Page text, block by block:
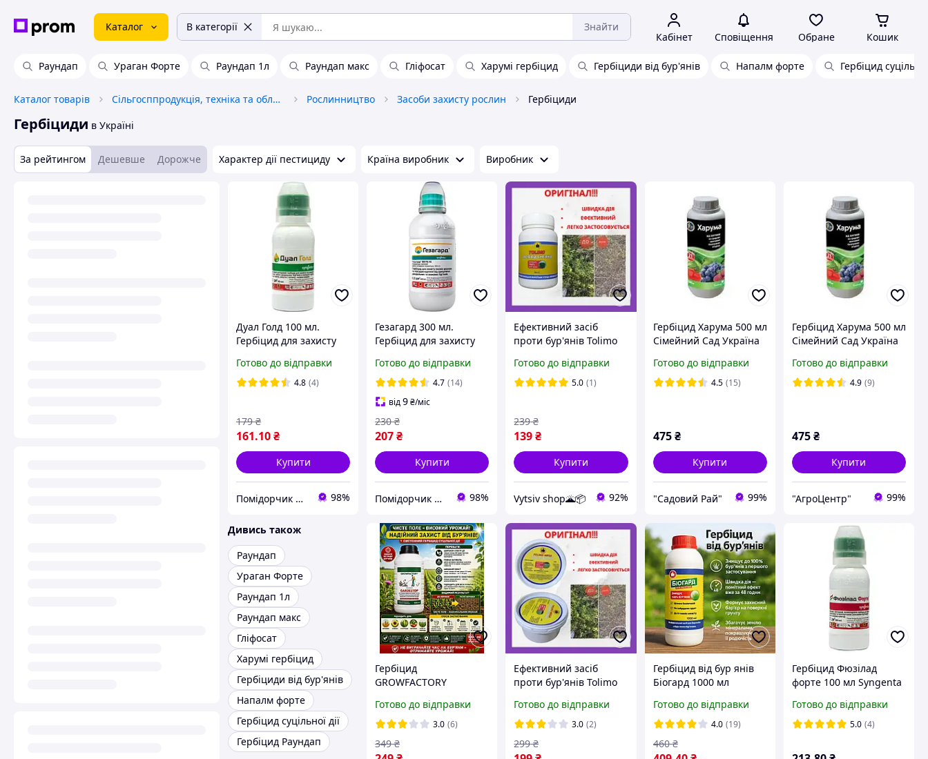
Каталог В категорії Знайти
Кабінет Сповіщення Обране Кошик
Раундап Ураган Форте Раундап 1л Раундап макс Гліфосат Харумі гербіцид Гербіциди від бур'янів Напалм форте Гербіцид
Каталог товарів Сільгосппродукція, техніка та обладнання Рослинництво Засоби захисту рослин Гербіциди
Гербіциди в Україні
За рейтингом Дешевше Дорожче Характер дії пестициду Країна виробник Виробник
Дуал Голд 100 мл.
Гербіцид для захисту
капусти, кавунів та
тютюну
Готово до відправки
4.8 (4)
161.10₴
179 ₴
Купити
Помідорчик — інтернет магазин засобів захисту рослин 98%
Гезагард 300 мл.
Гербіцид для захисту
картоплі від бур'янів
Готово до відправки
4.7 (14)
від9₴/міс
207₴
230 ₴
Купити
Помідорчик — інтернет магазин засобів захисту рослин 98%
Ефективний засіб
проти бур'янів Tolimo
Готово до відправки
5.0 (1)
139₴
239 ₴
Купити
Vytsiv shop🌋📦 92%
Гербіцид Харума 500 мл
Сімейний Сад Україна
Готово до відправки
4.5 (15)
475 ₴
Купити
"Садовий Рай" 99%
Гербіцид Харума 500 мл
Сімейний Сад Україна
Готово до відправки
4.9 (9)
475₴
Купити
"АгроЦентр" 99%
Дивись також
Раундап
Ураган Форте
Раундап 1л
Раундап макс
Гліфосат
Харумі гербіцид
Гербіциди від бур'янів
Напалм форте
Гербіцид суцільної дії
Гербіцид Раундап
Гербіцид
GROWFACTORY
засіб від бур'янів
системної дії 1000 мл
Готово до відправки
3.0 (6)
349 ₴
Ефективний засіб
проти бур'янів Tolimo
Готово до відправки
3.0 (2)
299 ₴
Гербіцид від бур янів
Біогард 1000 мл
городу засіб проти
багаторічних бур янів
Готово до відправки
4.0 (19)
460 ₴
Гербіцид Фюзілад
форте 100 мл Syngenta
Готово до відправки
5.0 (4)